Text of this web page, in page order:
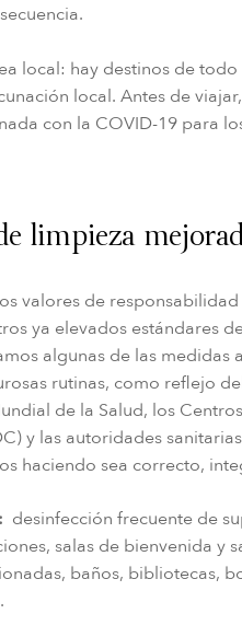
local: hay destinos de
local. Antes de
con la COVID-19 para
limpieza
valores de
ya elevados estándares
algunas de las medidas
rutinas, como reflejo
de la Salud, los
y las autoridades
haciendo sea correcto,
desinfección frecuente de
salas de bienvenida y
baños, bibliotecas,